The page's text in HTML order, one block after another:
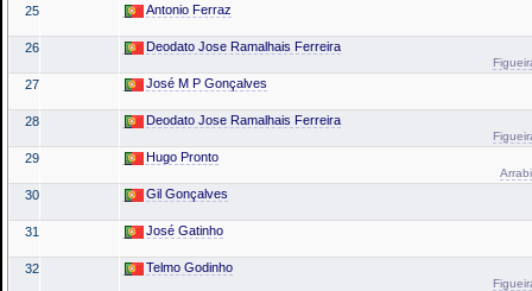
25 Antonio Ferraz
26 Deodato Jose Ramalhais Ferreira
27 José M P Gonçalves
28 Deodato Jose Ramalhais Ferreira
29 Hugo Pronto
30 Gil Gonçalves
31 José Gatinho
32 Telmo Godinho